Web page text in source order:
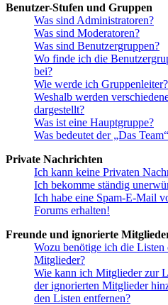
Benutzer-Stufen und Gruppen
Was sind Administratoren?
Was sind Moderatoren?
Was sind Benutzergruppen?
Wo finde ich die
bei?
Wie werde ich Gruppenleiter?
Weshalb werden
dargestellt?
Was ist eine Hauptgruppe?
Was bedeutet der „Das
Private Nachrichten
Ich kann keine Privaten
Ich bekomme ständig
Ich habe eine Spam-E-Mail
Forums erhalten!
Freunde und ignorierte
Wozu benötige ich die
Mitglieder?
Wie kann ich Mitglieder zur
der ignorierten Mitglieder
den Listen entfernen?